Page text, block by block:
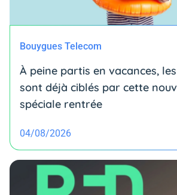
Bouygues Telecom
À peine partis en vacances,
sont déjà ciblés par cette
spéciale rentrée
04/08/2026